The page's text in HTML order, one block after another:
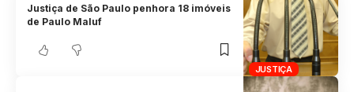
JUSTIÇA
Justiça de São Paulo penhora 18 imóveis
de Paulo Maluf